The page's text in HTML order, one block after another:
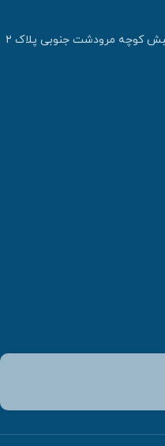
آدرس: تهران، دهکده المپیک، زیبادشت نبش کوچه مرودشت جنوبی پلاک ۲